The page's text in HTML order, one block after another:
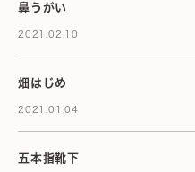
鼻うがい
2021.02.10
畑はじめ
2021.01.04
五本指靴下